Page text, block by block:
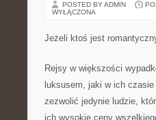
POSTED BY ADMIN
WYŁĄCZONA
Jeżeli ktoś jest
Rejsy w większości
luksusem, jaki w ich
zezwolić jedynie ludzie,
ich wysokie ceny